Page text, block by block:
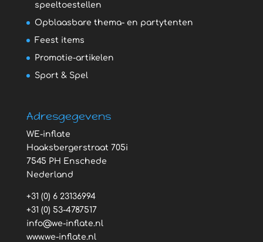
speeltoestellen
Opblaasbare thema- en partytenten
Feest items
Promotie-artikelen
Sport & Spel
Adresgegevens
WE-inflate
Haaksbergerstraat 705i
7545 PH Enschede
Nederland
+31 (0) 6 23136994
+31 (0) 53-4787517
info@we-inflate.nl
www.we-inflate.nl